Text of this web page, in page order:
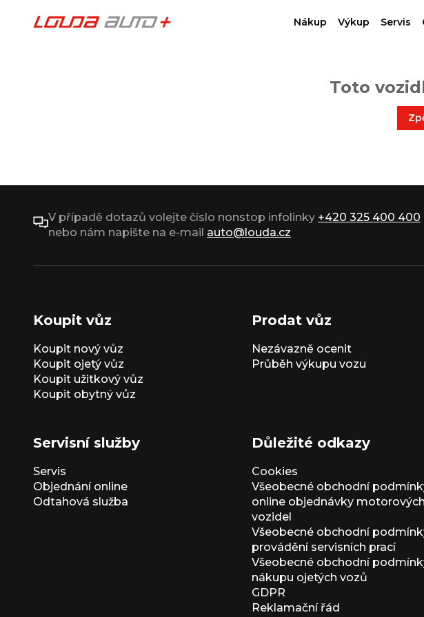
Nákup Výkup Servis
Toto
V případě dotazů volejte číslo nonstop infolinky +420 325 400 400
nebo nám napište na e-mail auto@louda.cz
Koupit vůz
Koupit nový vůz
Koupit ojetý vůz
Koupit užitkový vůz
Koupit obytný vůz
Prodat vůz
Nezávazně ocenit
Průběh výkupu vozu
Servisní služby
Servis
Objednání online
Odtahová služba
Důležité odkazy
Cookies
Všeobecné obchodní
online objednávky motorových
vozidel
Všeobecné obchodní
provádění servisních prací
Všeobecné obchodní
nákupu ojetých vozů
GDPR
Reklamační řád